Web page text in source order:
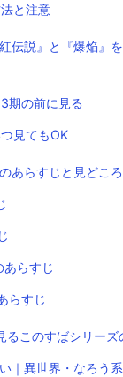
と注意
伝説』と『爆焔』
3期の前に見る
つ見てもOK
あらすじと見どころ
らすじ
らすじ
るこのすばシリーズ
｜異世界・なろう